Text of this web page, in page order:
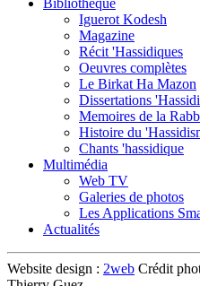
Bibliothèque
Iguerot Kodesh
Magazine
Récit 'Hassidiques
Oeuvres complètes
Le Birkat Ha Mazon
Dissertations
Memoires de la
Histoire du
Chants 'hassidique
Multimédia
Web TV
Galeries de photos
Les Applications
Actualités
Website design : 2web Crédit